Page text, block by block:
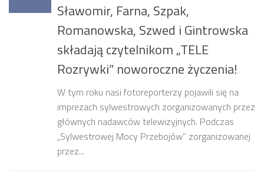
Sławomir, Farna, Szpak,
Romanowska, Szwed i Gintrowska
składają czytelnikom „TELE
Rozrywki” noworoczne życzenia!
W tym roku nasi fotoreporterzy pojawili się na
imprezach sylwestrowych zorganizowanych przez
głównych nadawców telewizyjnych. Podczas
„Sylwestrowej Mocy Przebojów” zorganizowanej
przez...